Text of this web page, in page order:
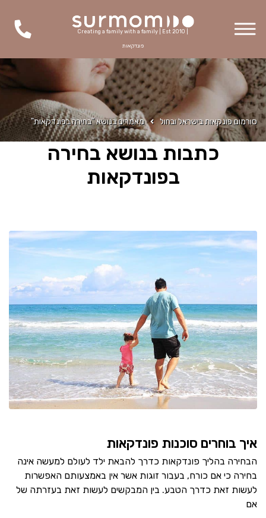
Creating a family with a family | Est 2010 |
פונדקאות
סורמום פונקאות בישראל ובחול מאמרים בנושא "בחירה בפונדקאות"
כתבות בנושא בחירה
בפונדקאות
איך בוחרים סוכנות פונדקאות
הבחירה בהליך פונדקאות כדרך להבאת ילד לעולם למעשה אינה
בחירה כי אם כורח, בעבור זוגות אשר אין באמצעותם האפשרות
לעשות זאת כדרך הטבע. בין המבקשים לעשות זאת בעזרתה של
אם